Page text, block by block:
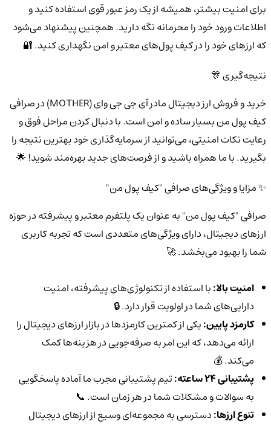
برای امنیت بیشتر، همیشه از یک رمز عبور قوی استفاده کنید و
اطلاعات ورود خود را محرمانه نگه دارید. همچنین پیشنهاد می‌شود
که ارزهای خود را در کیف پول‌های معتبر و امن نگهداری کنید. 🔐
نتیجه‌گیری 🎊
خرید و فروش ارز دیجیتال مادر آی جی جی وای (MOTHER) در صرافی
کیف پول من بسیار ساده و امن است. با دنبال کردن مراحل فوق و
رعایت نکات امنیتی، می‌توانید از سرمایه‌گذاری خود بهترین نتیجه را
بگیرید. با ما همراه باشید و از فرصت‌های جدید بهره‌مند شوید! 🌟
✨ مزایا و ویژگی‌های صرافی "کیف پول من"
صرافی "کیف پول من" به عنوان یک پلتفرم معتبر و پیشرفته در حوزه
ارزهای دیجیتال، دارای ویژگی‌های متعددی است که تجربه کاربری
شما را بهبود می‌بخشد. 🚀
امنیت بالا:با استفاده از تکنولوژی‌های پیشرفته، امنیت
دارایی‌های شما در اولویت قرار دارد. 🔒
کارمزد پایین:یکی از کمترین کارمزدها در بازار ارزهای دیجیتال را
ارائه می‌دهد، که این امر به صرفه‌جویی در هزینه‌ها کمک
می‌کند. 💰
پشتیبانی 24 ساعته:
تیم پشتیبانی مجرب ما آماده پاسخگویی
به سوالات و مشکلات شما در هر زمان است. 📞
تنوع ارزها:دسترسی به مجموعه‌ای وسیع از ارزهای دیجیتال